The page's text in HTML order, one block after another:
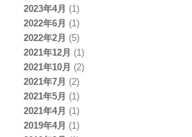
2023年4月 (1)
2022年6月 (1)
2022年2月 (5)
2021年12月 (1)
2021年10月 (2)
2021年7月 (2)
2021年5月 (1)
2021年4月 (1)
2019年4月 (1)